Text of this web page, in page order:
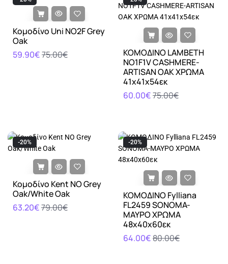
Κομοδίνο Uni NO2F Grey
Oak
59.90€75.00€
ΚΟΜΟΔΙΝΟ LAMBETH
NO1F1V CASHMERE-
ARTISAN OAK ΧΡΩΜΑ
41x41x54εκ
60.00€75.00€
Κομοδίνο Kent ΝΟ Grey
Oak/White Oak
63.20€79.00€
-20%
ΚΟΜΟΔΙΝΟ Fylliana
FL2459 SONOMA-
ΜΑΥΡΟ ΧΡΩΜΑ
48x40x60εκ
64.00€80.00€
-20%